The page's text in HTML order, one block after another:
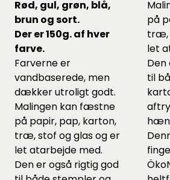
Rød, gul, grøn, blå,
brun og sort.
Der er 150g. af hver
farve.
Farverne er
vandbaserede, men
dækker utroligt godt.
Malingen kan fæstne
på papir, pap, karton,
træ, stof og glas og er
let atarbejde med.
Den er også rigtig god
på
træ,
let
Den
til